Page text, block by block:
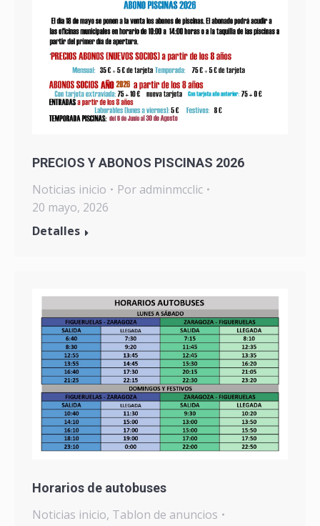
PRECIOS Y ABONOS PISCINAS 2026
Noticias inicio Por adminmcclic
20 mayo, 2026
Detalles
Horarios de autobuses
Noticias inicio, Tablon de anuncios